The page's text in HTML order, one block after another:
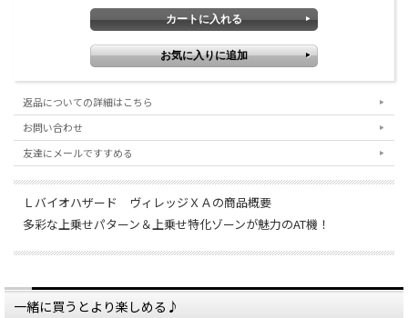
返品についての詳細はこちら
お問い合わせ
友達にメールですすめる
Ｌバイオハザード ヴィレッジＸＡの商品概要
多彩な上乗せパターン＆上乗せ特化ゾーンが魅力のAT機！
一緒に買うとより楽しめる♪